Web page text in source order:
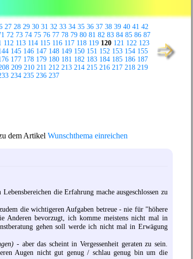
27 28 29 30 31 32 33 34 35 36 37 38 39 40 41 42
72 73 74 75 76 77 78 79 80 81 82 83 84 85 86 87
112 113 114 115 116 117 118 119 120 121 122 123
145 146 147 148 149 150 151 152 153 154 155
177 178 179 180 181 182 183 184 185 186 187
209 210 211 212 213 214 215 216 217 218 219
234 235 236 237
dem Artikel Wunschthema einreichen
die Erfahrung mache ausgeschlossen zu
die wichtigeren Aufgaben betreue - nie für "höhere
Anderen bevorzugt, ich komme meistens nicht mal in
gehen soll werde ich nicht mal in Erwägung
- aber das scheint in Vergessenheit geraten zu sein.
Augen nicht gut genug / schlau genug bin um die